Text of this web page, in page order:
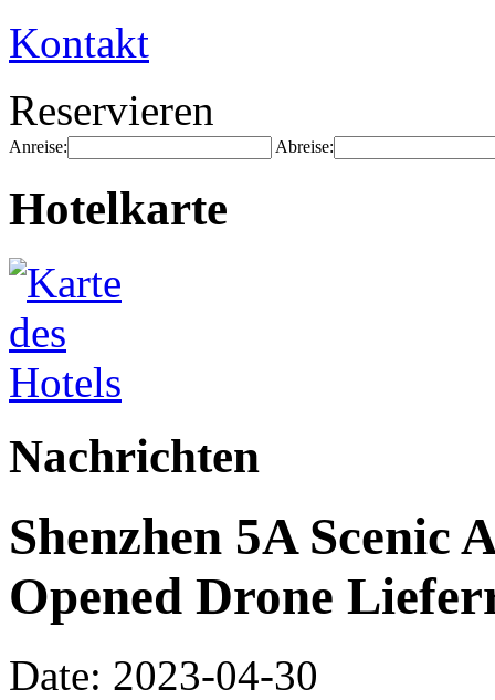
Kontakt
Reservieren
Anreise: Abreise:
Hotelkarte
Nachrichten
Shenzhen 5A Scenic
Opened Drone
Date: 2023-04-30